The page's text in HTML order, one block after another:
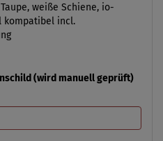
Taupe, weiße Schiene, io-
kompatibel incl.
(wird manuell geprüft)